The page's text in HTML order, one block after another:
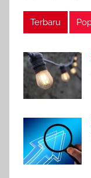
Terbaru